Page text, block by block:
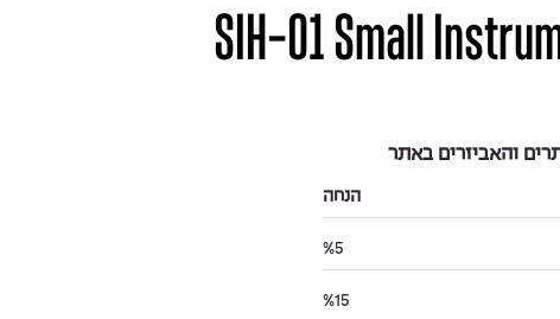
SIH-01 Small
והאביזרים באתר
הנחה
%5
%15